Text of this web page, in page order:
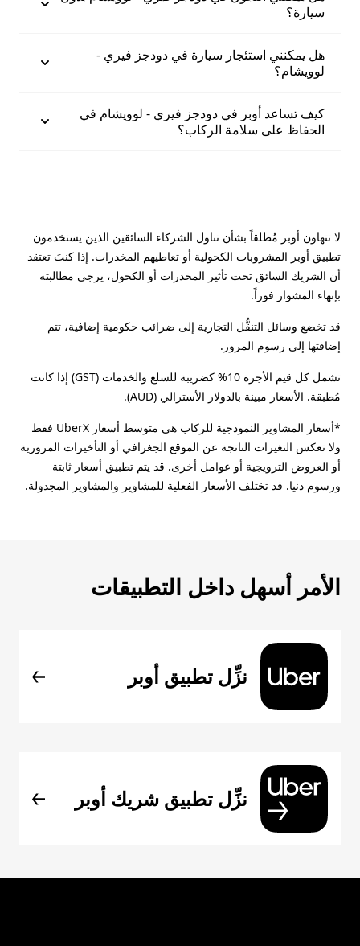
سيارة؟
هل يمكنني استئجار سيارة في دودجز فيري -
لوويشام؟
كيف تساعد أوبر في دودجز فيري - لوويشام في
الحفاظ على سلامة الركاب؟
لا تتهاون أوبر مُطلقاً بشأن تناول الشركاء السائقين الذين يستخدمون
تطبيق أوبر المشروبات الكحولية أو تعاطيهم المخدرات. إذا كنتَ تعتقد
أن الشريك السائق تحت تأثير المخدرات أو الكحول، يرجى مطالبته
بإنهاء المشوار فوراً.
قد تخضع وسائل التنقُّل التجارية إلى ضرائب حكومية إضافية، تتم
إضافتها إلى رسوم المرور.
تشمل كل قيم الأجرة 10% كضريبة للسلع والخدمات (GST) إذا كانت
مُطبقة. الأسعار مبينة بالدولار الأسترالي (AUD).
*أسعار المشاوير النموذجية للركاب هي متوسط أسعار UberX فقط
ولا تعكس التغيرات الناتجة عن الموقع الجغرافي أو التأخيرات المرورية
أو العروض الترويجية أو عوامل أخرى. قد يتم تطبيق أسعار ثابتة
ورسوم دنيا. قد تختلف الأسعار الفعلية للمشاوير والمشاوير المجدولة.
الأمر أسهل داخل التطبيقات
نزِّل تطبيق أوبر
نزِّل تطبيق شريك أوبر